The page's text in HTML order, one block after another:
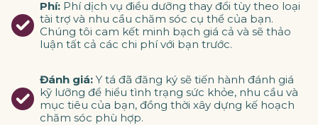
Phí: Phí dịch vụ điều dưỡng thay đổi tùy theo loại
tài trợ và nhu cầu chăm sóc cụ thể của bạn.
Chúng tôi cam kết minh bạch giá cả và sẽ thảo
luận tất cả các chi phí với bạn trước.
Đánh giá: Y tá đã đăng ký sẽ tiến hành đánh giá
kỹ lưỡng để hiểu tình trạng sức khỏe, nhu cầu và
mục tiêu của bạn, đồng thời xây dựng kế hoạch
chăm sóc phù hợp.